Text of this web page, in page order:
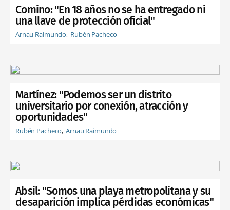
Comino: "En 18 años no se ha entregado ni
una llave de protección oficial"
Arnau Raimundo Rubén Pacheco
Martínez: "Podemos ser un distrito
universitario por conexión, atracción y
oportunidades"
Rubén Pacheco Arnau Raimundo
Absil: "Somos una playa metropolitana y su
desaparición implica pérdidas económicas"